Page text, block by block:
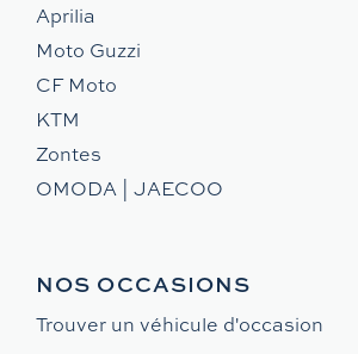
Aprilia
Moto Guzzi
CF Moto
KTM
Zontes
OMODA | JAECOO
NOS OCCASIONS
Trouver un véhicule d'occasion